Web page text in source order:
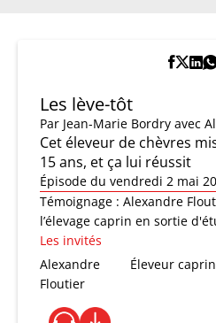
Les lève-tôt
Par Jean-Marie Bordry avec
Cet éleveur de chèvres
15 ans, et ça lui réussit
Épisode du vendredi 2 mai
Témoignage : Alexandre
l’élevage caprin en sortie
Les invités
Alexandre
Floutier
Éleveur caprin